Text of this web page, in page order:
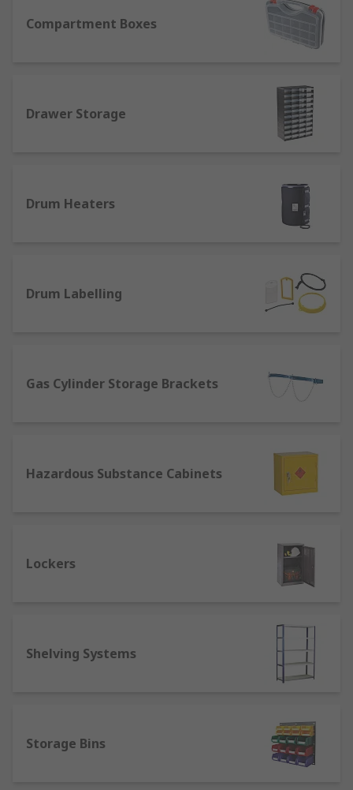
can be used to keep workspaces tidy and safe.
accessories and equipment can enable you to
Compartment boxes - we offer varied styles
Storage boxes - to contain larger
components or general workshop clutter
Hazardous substance cabinets – for safely
be a place to safely store your tools and many
have additional storage spaces such as drawers
Compartment Boxes
Drawer Storage
Drum Heaters
Drum Labelling
Gas Cylinder Storage Brackets
Hazardous Substance Cabinets
Lockers
Shelving Systems
Storage Bins